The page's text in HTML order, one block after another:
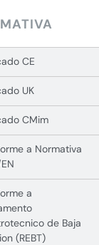
CE
UK
CMim
a Normativa
a
de Baja
(REBT)